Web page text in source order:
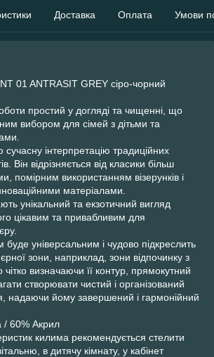
Доставка Оплата Умови
01 ANTRASIT GREY сіро-чорний
простий у догляді та чищенні, що
вибором для сімей з дітьми та
інтерпретацію традиційних
Він відрізняється від класики більш
помірним використанням візерунків і
матеріалами.
унікальний та екзотичний вигляд
цікавим та привабливим для
універсальним і чудово підкреслить
зони, наприклад, зони відпочинку з
визначаючи її контур, прямокутний
створювати чистий і організований
надаючи йому завершений і гармонійний
/ 60% Акрил
килима рекомендується стелити
в дитячу кімнату, у кабінет